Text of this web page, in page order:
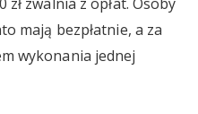
mają bezpłatnie, a za
wykonania jednej